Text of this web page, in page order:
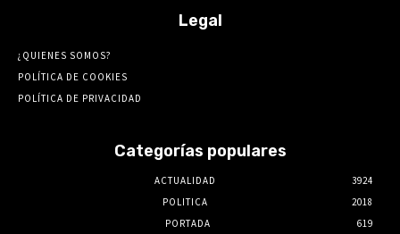
Legal
¿QUIENES SOMOS?
POLÍTICA DE COOKIES
POLÍTICA DE PRIVACIDAD
Categorías populares
ACTUALIDAD
3924
POLITICA
2018
PORTADA
619